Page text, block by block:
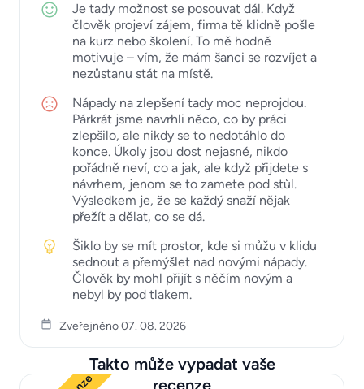
Je tady možnost se posouvat dál. Když
člověk projeví zájem, firma tě klidně pošle
na kurz nebo školení. To mě hodně
motivuje – vím, že mám šanci se rozvíjet a
nezůstanu stát na místě.
Nápady na zlepšení tady moc neprojdou.
Párkrát jsme navrhli něco, co by práci
zlepšilo, ale nikdy se to nedotáhlo do
konce. Úkoly jsou dost nejasné, nikdo
pořádně neví, co a jak, ale když přijdete s
návrhem, jenom se to zamete pod stůl.
Výsledkem je, že se každý snaží nějak
přežít a dělat, co se dá.
Šiklo by se mít prostor, kde si můžu v klidu
sednout a přemýšlet nad novými nápady.
Člověk by mohl přijít s něčím novým a
nebyl by pod tlakem.
Zveřejněno 07. 08. 2026
Takto může vypadat vaše
recenze